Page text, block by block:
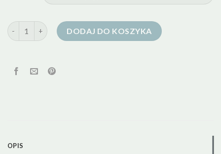
ilość helly hansen kurtka puchowa damska
DODAJ DO KOSZYKA
OPIS